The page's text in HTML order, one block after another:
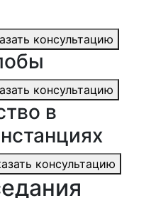
консультацию
консультацию
в
консультацию